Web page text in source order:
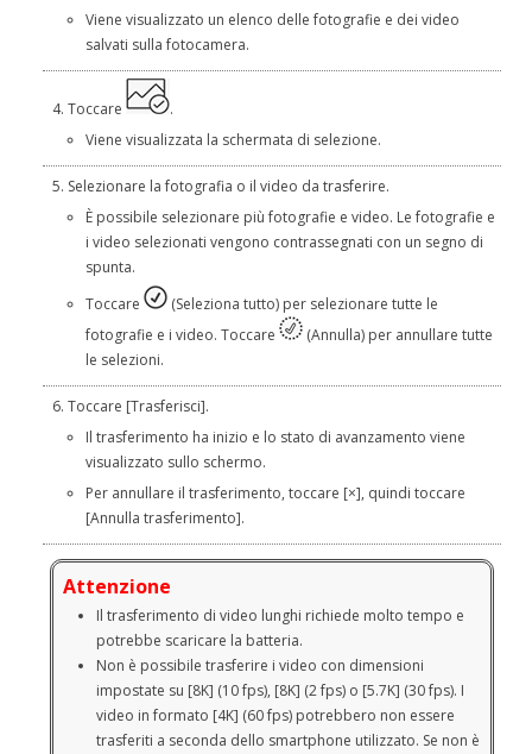
Viene visualizzato un elenco delle fotografie e dei video
salvati sulla fotocamera.
Toccare
.
Viene visualizzata la schermata di selezione.
Selezionare la fotografia o il video da trasferire.
È possibile selezionare più fotografie e video. Le fotografie e
i video selezionati vengono contrassegnati con un segno di
spunta.
Toccare
(Seleziona tutto) per selezionare tutte le
fotografie e i video. Toccare
(Annulla) per annullare tutte
le selezioni.
Toccare [Trasferisci].
Il trasferimento ha inizio e lo stato di avanzamento viene
visualizzato sullo schermo.
Per annullare il trasferimento, toccare [×], quindi toccare
[Annulla trasferimento].
Attenzione
Il trasferimento di video lunghi richiede molto tempo e
potrebbe scaricare la batteria.
Non è possibile trasferire i video con dimensioni
impostate su [8K] (10 fps), [8K] (2 fps) o [5.7K] (30 fps). I
video in formato [4K] (60 fps) potrebbero non essere
trasferiti a seconda dello smartphone utilizzato. Se non è